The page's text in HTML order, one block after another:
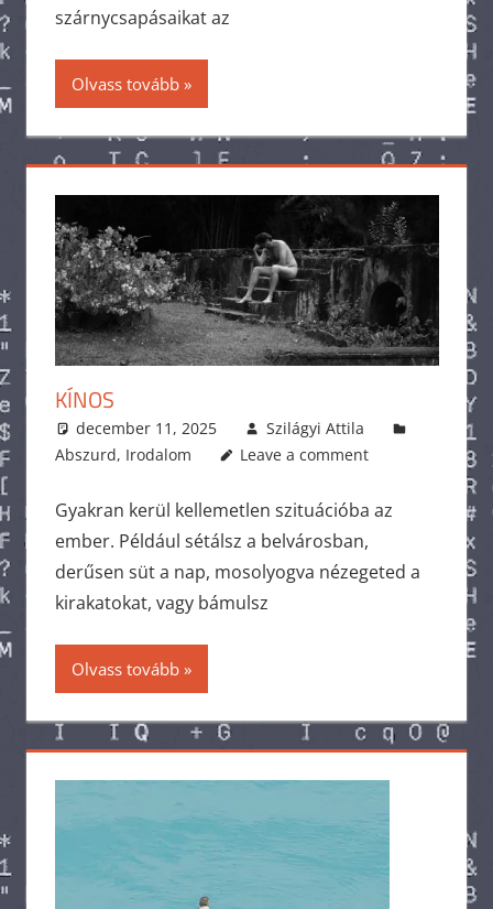
szárnycsapásaikat az
Olvass tovább
KÍNOS
december 11, 2025
Szilágyi Attila
Abszurd, Irodalom Leave a comment
Gyakran kerül kellemetlen szituációba az
ember. Például sétálsz a belvárosban,
derűsen süt a nap, mosolyogva nézegeted a
kirakatokat, vagy bámulsz
Olvass tovább